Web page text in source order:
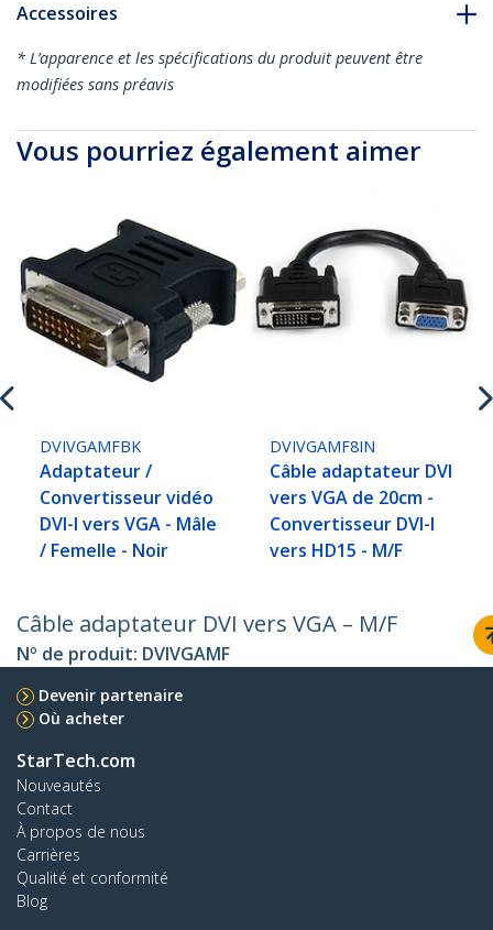
Accessoires
* L’apparence et les spécifications du produit peuvent être
modifiées sans préavis
Vous pourriez également aimer
DVIVGAMFBK
Adaptateur /
Convertisseur vidéo
DVI-I vers VGA - Mâle
/ Femelle - Noir
DVIVGAMF8IN
Câble adaptateur DVI
vers VGA de 20cm -
Convertisseur DVI-I
vers HD15 - M/F
Câble adaptateur DVI vers VGA – M/F
Nº de produit: DVIVGAMF
Devenir partenaire
Où acheter
StarTech.com
Nouveautés
Contact
À propos de nous
Carrières
Qualité et conformité
Blog